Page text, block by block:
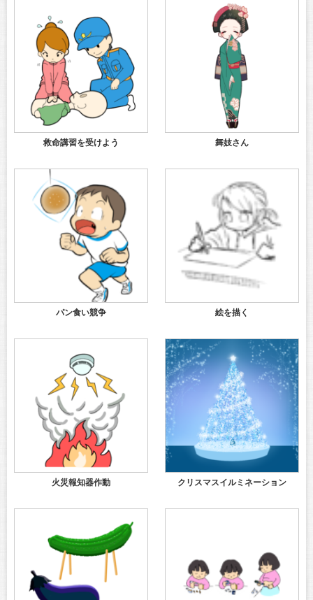
救命講習を受けよう 舞妓さん
パン食い競争 絵を描く
火災報知器作動 クリスマスイルミネーション